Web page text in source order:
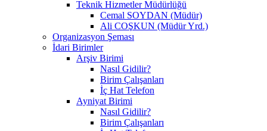
Teknik Hizmetler Müdürlüğü
Cemal SOYDAN (Müdür)
Ali COŞKUN (Müdür Yrd.)
Organizasyon Şeması
İdari Birimler
Arşiv Birimi
Nasıl Gidilir?
Birim Çalışanları
İç Hat Telefon
Ayniyat Birimi
Nasıl Gidilir?
Birim Çalışanları